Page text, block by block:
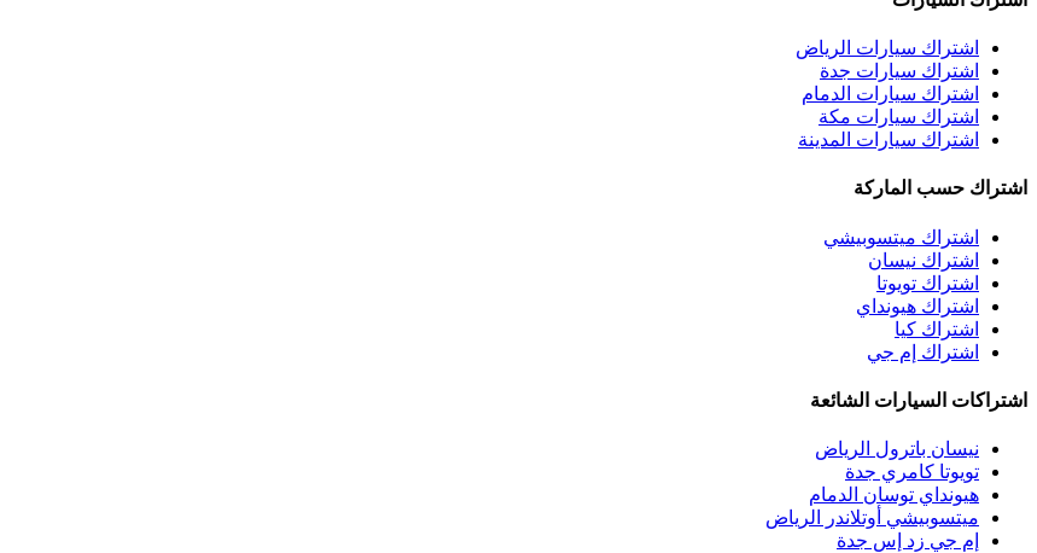
اشتراك سيارات الرياض
اشتراك سيارات جدة
اشتراك سيارات الدمام
اشتراك سيارات مكة
اشتراك سيارات المدينة
اشتراك حسب الماركة
اشتراك ميتسوبيشي
اشتراك نيسان
اشتراك تويوتا
اشتراك هيونداي
اشتراك كيا
اشتراك إم جي
اشتراكات السيارات الشائعة
نيسان باترول الرياض
تويوتا كامري جدة
هيونداي توسان الدمام
ميتسوبيشي أوتلاندر الرياض
إم جي زد إس جدة